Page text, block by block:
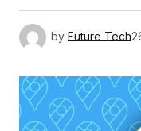
by Future Tech